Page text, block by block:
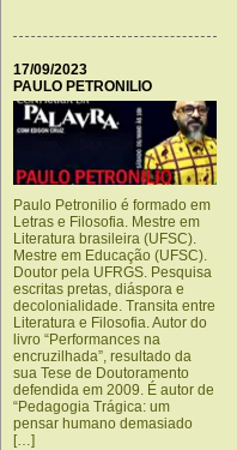
17/09/2023
PAULO PETRONILIO
Paulo Petronilio é formado em
Letras e Filosofia. Mestre em
Literatura brasileira (UFSC).
Mestre em Educação (UFSC).
Doutor pela UFRGS. Pesquisa
escritas pretas, diáspora e
decolonialidade. Transita entre
Literatura e Filosofia. Autor do
livro “Performances na
encruzilhada”, resultado da
sua Tese de Doutoramento
defendida em 2009. É autor de
“Pedagogia Trágica: um
pensar humano demasiado
[…]